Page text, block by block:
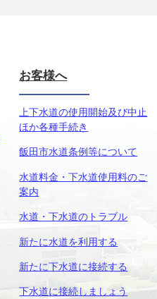
お客様へ
上下水道の使用開始及び中止
ほか各種手続き
飯田市水道条例等について
水道料金・下水道使用料のご
案内
水道・下水道のトラブル
新たに水道を利用する
新たに下水道に接続する
下水道に接続しましょう